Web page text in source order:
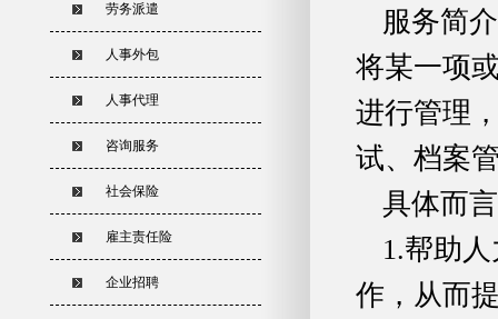
服务简
将某一项
进行管理
试、档案
具体而
1.帮助
作，从而
劳务派遣
人事外包
人事代理
咨询服务
社会保险
雇主责任险
企业招聘